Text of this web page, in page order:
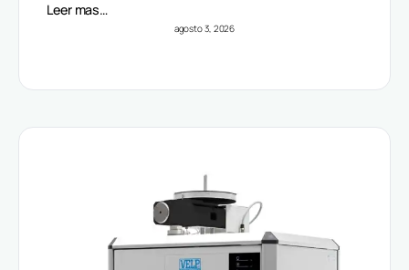
Leer mas…
agosto 3, 2026